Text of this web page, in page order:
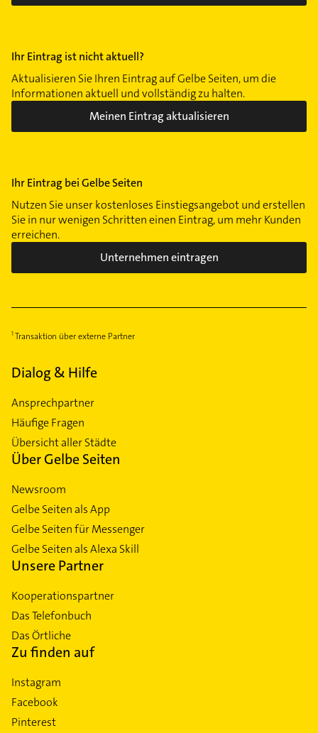
Ihr Eintrag ist nicht aktuell?
Aktualisieren Sie Ihren Eintrag auf Gelbe Seiten, um die
Informationen aktuell und vollständig zu halten.
Meinen Eintrag aktualisieren
Ihr Eintrag bei Gelbe Seiten
Nutzen Sie unser kostenloses Einstiegsangebot und erstellen
Sie in nur wenigen Schritten einen Eintrag, um mehr Kunden
erreichen.
Unternehmen eintragen
Transaktion über externe Partner
Dialog & Hilfe
Ansprechpartner
Häufige Fragen
Übersicht aller Städte
Über Gelbe Seiten
Newsroom
Gelbe Seiten als App
Gelbe Seiten für Messenger
Gelbe Seiten als Alexa Skill
Unsere Partner
Kooperationspartner
Das Telefonbuch
Das Örtliche
Zu finden auf
Instagram
Facebook
Pinterest